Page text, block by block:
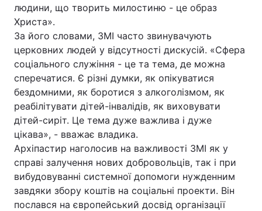
Україна Політика
Економіка Світ
Спорт Наука
Техно і зв'язок Лайт
Зброя Інциденти
Здоров'я
Цікавинки Погода
Екологія Регіони
людини, що творить милостиню - це образ
Христа».
За його словами, ЗМІ часто звинувачують
церковних людей у відсутності дискусій. «Сфера
соціального служіння - це та тема, де можна
сперечатися. Є різні думки, як опікуватися
бездомними, як боротися з алкоголізмом, як
реабілітувати дітей-інвалідів, як виховувати
дітей-сиріт. Це тема дуже важлива і дуже
цікава», - вважає владика.
Архіпастир наголосив на важливості ЗМІ як у
справі залучення нових добровольців, так і при
вибудовуванні системної допомоги нужденним
завдяки збору коштів на соціальні проекти. Він
послався на європейський досвід організації